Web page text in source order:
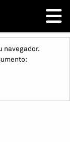
navegador.